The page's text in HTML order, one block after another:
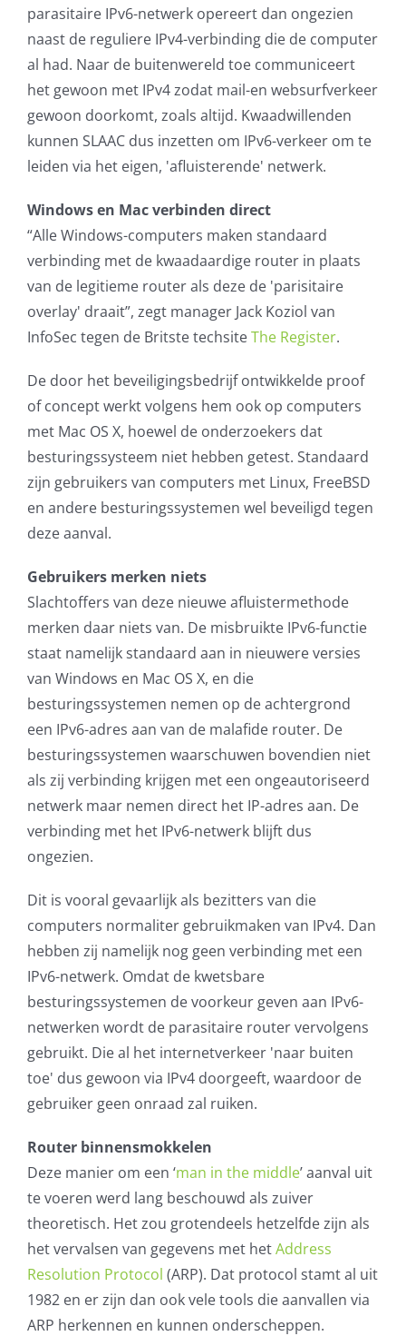
parasitaire IPv6-netwerk opereert dan ongezien
naast de reguliere IPv4-verbinding die de computer
al had. Naar de buitenwereld toe communiceert
het gewoon met IPv4 zodat mail-en websurfverkeer
gewoon doorkomt, zoals altijd. Kwaadwillenden
kunnen SLAAC dus inzetten om IPv6-verkeer om te
leiden via het eigen, 'afluisterende' netwerk.
Windows en Mac verbinden direct
“Alle Windows-computers maken standaard
verbinding met de kwaadaardige router in plaats
van de legitieme router als deze de 'parisitaire
overlay' draait”, zegt manager Jack Koziol van
InfoSec tegen de Britste techsiteThe Register.
De door het beveiligingsbedrijf ontwikkelde proof
of concept werkt volgens hem ook op computers
met Mac OS X, hoewel de onderzoekers dat
besturingssysteem niet hebben getest. Standaard
zijn gebruikers van computers met Linux, FreeBSD
en andere besturingssystemen wel beveiligd tegen
deze aanval.
Gebruikers merken niets
Slachtoffers van deze nieuwe afluistermethode
merken daar niets van. De misbruikte IPv6-functie
staat namelijk standaard aan in nieuwere versies
van Windows en Mac OS X, en die
besturingssystemen nemen op de achtergrond
een IPv6-adres aan van de malafide router. De
besturingssystemen waarschuwen bovendien niet
als zij verbinding krijgen met een ongeautoriseerd
netwerk maar nemen direct het IP-adres aan. De
verbinding met het IPv6-netwerk blijft dus
ongezien.
Dit is vooral gevaarlijk als bezitters van die
computers normaliter gebruikmaken van IPv4. Dan
hebben zij namelijk nog geen verbinding met een
IPv6-netwerk. Omdat de kwetsbare
besturingssystemen de voorkeur geven aan IPv6-
netwerken wordt de parasitaire router vervolgens
gebruikt. Die al het internetverkeer 'naar buiten
toe' dus gewoon via IPv4 doorgeeft, waardoor de
gebruiker geen onraad zal ruiken.
Router binnensmokkelen
Deze manier om een ‘man in the middle’ aanval uit
te voeren werd lang beschouwd als zuiver
theoretisch. Het zou grotendeels hetzelfde zijn als
het vervalsen van gegevens met hetAddress
Resolution Protocol (ARP). Dat protocol stamt al uit
1982 en er zijn dan ook vele tools die aanvallen via
ARP herkennen en kunnen onderscheppen.